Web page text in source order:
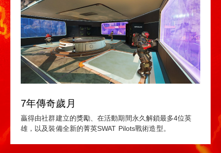
7年傳奇歲月
贏得由社群建立的獎勵、在活動期間永久解鎖最多4位英
雄，以及裝備全新的菁英SWAT Pilots戰術造型。